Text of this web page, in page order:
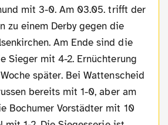
mit 3-0. Am 03.05. trifft der
zu einem Derby gegen die
Am Ende sind die
Sieger mit 4-2. Ernüchterung
später. Bei Wattenscheid
bereits mit 1-0, aber am
Bochumer Vorstädter mit 10